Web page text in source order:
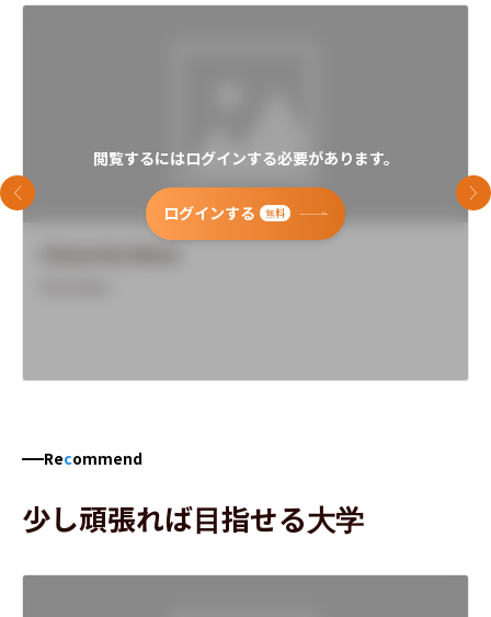
閲覧するにはログインする必要があります。
ログインする 無料
前のスライド 次
Recommend
少し頑張れば目指せる大学